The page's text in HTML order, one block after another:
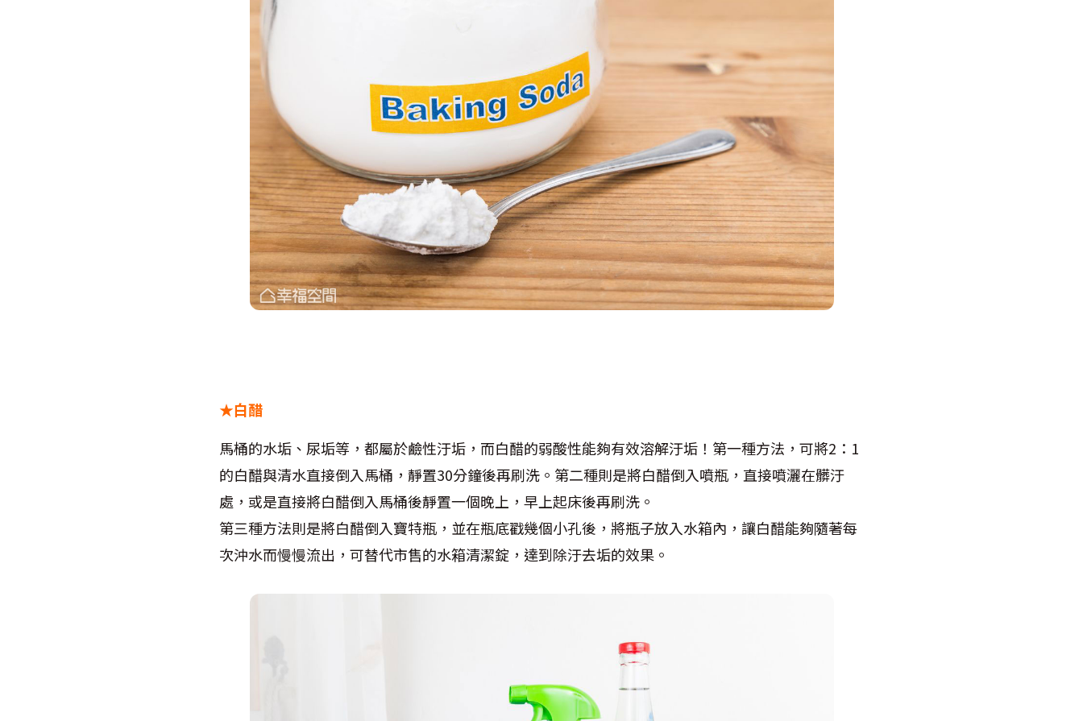
★白醋
馬桶的水垢、尿垢等，都屬於鹼性汙垢，而白醋的弱酸性能夠有效溶解汙垢！第一種方法，可將2：1
的白醋與清水直接倒入馬桶，靜置30分鐘後再刷洗。第二種則是將白醋倒入噴瓶，直接噴灑在髒汙
處，或是直接將白醋倒入馬桶後靜置一個晚上，早上起床後再刷洗。
第三種方法則是將白醋倒入寶特瓶，並在瓶底戳幾個小孔後，將瓶子放入水箱內，讓白醋能夠隨著每
次沖水而慢慢流出，可替代市售的水箱清潔錠，達到除汙去垢的效果。